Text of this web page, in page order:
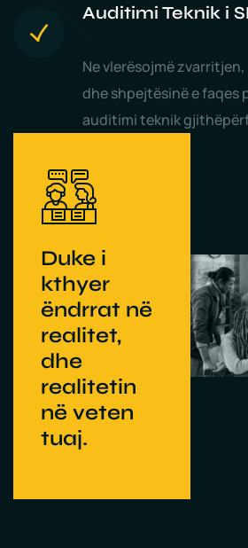
Auditimi Teknik i
Ne vlerësojmë
dhe shpejtësinë e faqes
auditimi teknik
Duke i
kthyer
ëndrrat në
realitet,
dhe
realitetin
në veten
tuaj.